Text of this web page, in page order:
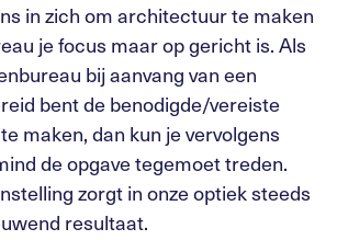
in zich om architectuur te maken
je focus maar op gericht is. Als
bij aanvang van een
bent de benodigde/vereiste
maken, dan kun je vervolgens
de opgave tegemoet treden.
zorgt in onze optiek steeds
resultaat.